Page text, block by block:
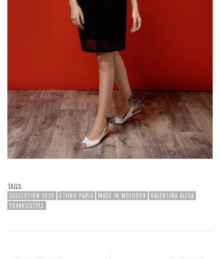
TAGS:
COLLECTION 2020 ETHNO PARIS MADE IN MOLDOVA
VALENTINA ALEXA
YDANKOSTYLE